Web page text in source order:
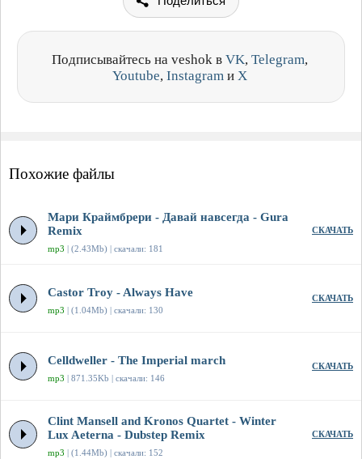
Подписывайтесь на veshok в VK, Telegram,
Youtube, Instagram и X
Похожие файлы
Мари Краймбрери - Давай навсегда - Gura
Remix
mp3 | (2.43Mb) | скачали: 181
СКАЧАТЬ
Castor Troy - Always Have
mp3 | (1.04Mb) | скачали: 130
СКАЧАТЬ
Celldweller - The Imperial march
mp3 | 871.35Kb | скачали: 146
СКАЧАТЬ
Clint Mansell and Kronos Quartet - Winter
Lux Aeterna - Dubstep Remix
mp3 | (1.44Mb) | скачали: 152
СКАЧАТЬ